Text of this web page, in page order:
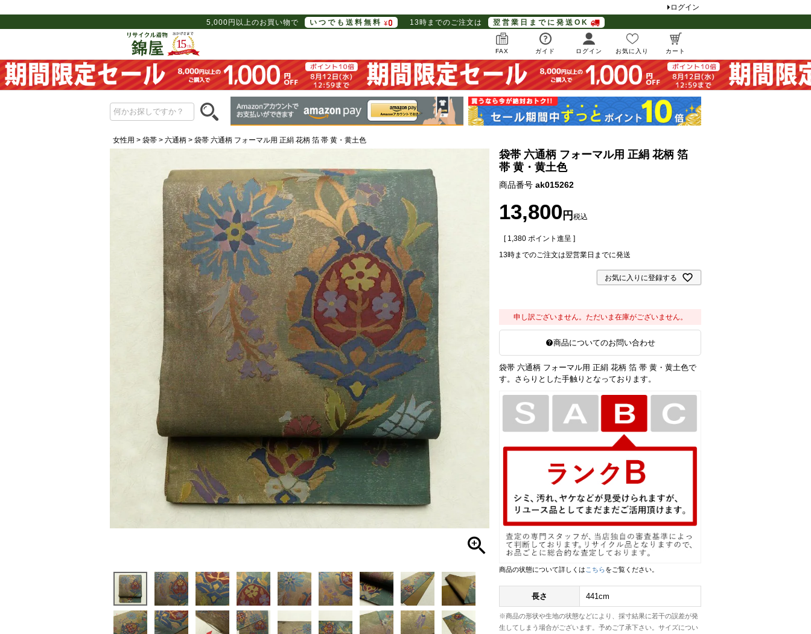
ログイン
5,000円以上のお買い物で
いつでも送料無料 13時までのご注文は 翌営業日までに発送OK
FAX ガイド ログイン お気に入り カート
女性用 袋帯 六通柄 袋帯 六通柄 フォーマル用 正絹 花柄 箔 帯 黄・黄土色
袋帯 六通柄 フォーマル用 正絹 花柄 箔
帯 黄・黄土色
商品番号 ak015262
13,800 税込
[ 1,380 ポイント進呈 ]
13時までのご注文は翌営業日までに発送
お気に入りに登録する
申し訳ございません。ただいま在庫がございません。
商品についてのお問い合わせ
袋帯 六通柄 フォーマル用 正絹 花柄 箔 帯 黄・黄土色で
す。さらりとした手触りとなっております。
商品の状態について詳しくは こちらをご覧ください。
長さ 441cm
※商品の形状や生地の状態などにより、採寸結果に若干の誤差が発
生してしまう場合がございます。予めご了承下さい。サイズについ